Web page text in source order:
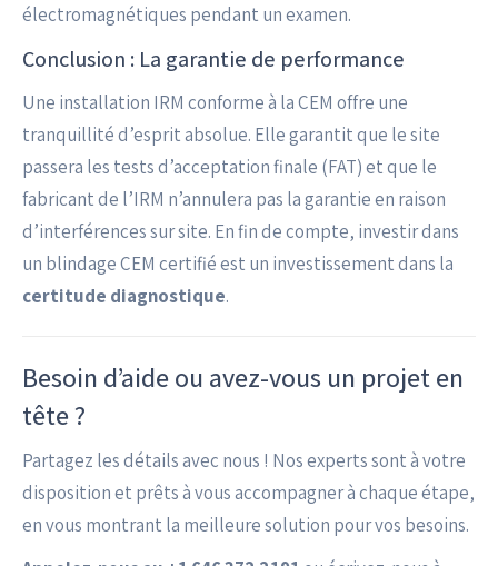
électromagnétiques pendant un examen.
Conclusion : La garantie de performance
Une installation IRM conforme à la CEM offre une
tranquillité d’esprit absolue. Elle garantit que le site
passera les tests d’acceptation finale (FAT) et que le
fabricant de l’IRM n’annulera pas la garantie en raison
d’interférences sur site. En fin de compte, investir dans
un blindage CEM certifié est un investissement dans la
certitude diagnostique.
Besoin d’aide ou avez-vous un projet en
tête ?
Partagez les détails avec nous ! Nos experts sont à votre
disposition et prêts à vous accompagner à chaque étape,
en vous montrant la meilleure solution pour vos besoins.